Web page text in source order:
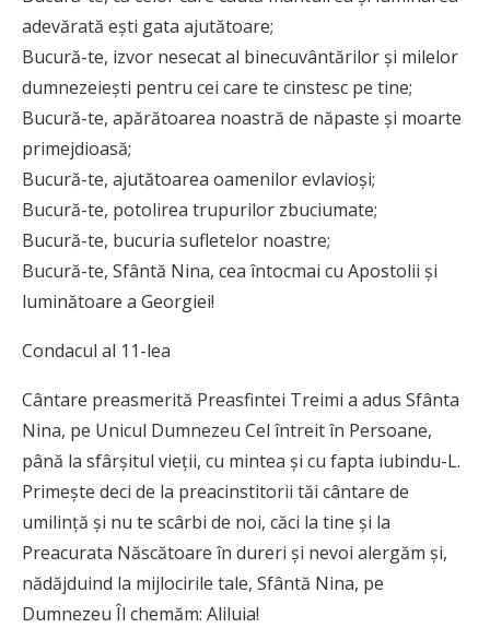
adevărată ești gata ajutătoare;
Bucură-te, izvor nesecat al binecuvântărilor și milelor
dumnezeiești pentru cei care te cinstesc pe tine;
Bucură-te, apărătoarea noastră de năpaste și moarte
primejdioasă;
Bucură-te, ajutătoarea oamenilor evlavioși;
Bucură-te, potolirea trupurilor zbuciumate;
Bucură-te, bucuria sufletelor noastre;
Bucură-te, Sfântă Nina, cea întocmai cu Apostolii și
luminătoare a Georgiei!
Condacul al 11-lea
Cântare preasmerită Preasfintei Treimi a adus Sfânta
Nina, pe Unicul Dumnezeu Cel întreit în Persoane,
până la sfârșitul vieții, cu mintea și cu fapta iubindu-L.
Primește deci de la preacinstitorii tăi cântare de
umilință și nu te scârbi de noi, căci la tine și la
Preacurata Născătoare în dureri și nevoi alergăm și,
nădăjduind la mijlocirile tale, Sfântă Nina, pe
Dumnezeu Îl chemăm: Aliluia!